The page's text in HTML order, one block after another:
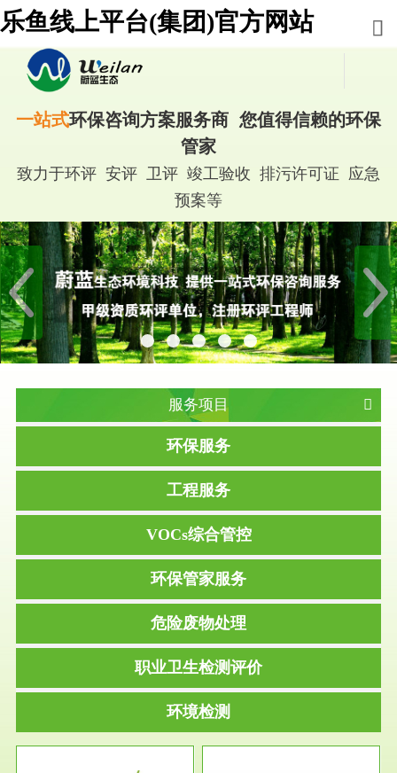
乐鱼线上平台(集团)官方网站
一站式环保咨询方案服务商 您值得信赖的环保
管家
致力于环评 安评 卫评 竣工验收 排污许可证 应急
预案等
服务项目
环保服务
工程服务
VOCs综合管控
环保管家服务
危险废物处理
职业卫生检测评价
环境检测